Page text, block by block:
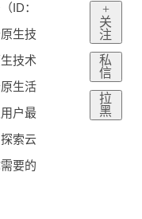
ID：
生技
技术
生活
户最
索云
要的
+
关
注
私
信
拉
黑